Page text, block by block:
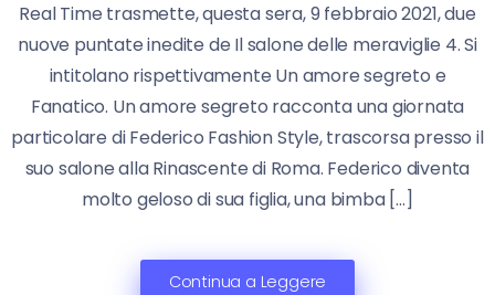
Real Time trasmette, questa sera, 9 febbraio 2021, due
nuove puntate inedite de Il salone delle meraviglie 4. Si
intitolano rispettivamente Un amore segreto e
Fanatico. Un amore segreto racconta una giornata
particolare di Federico Fashion Style, trascorsa presso il
suo salone alla Rinascente di Roma. Federico diventa
molto geloso di sua figlia, una bimba […]
Continua a Leggere